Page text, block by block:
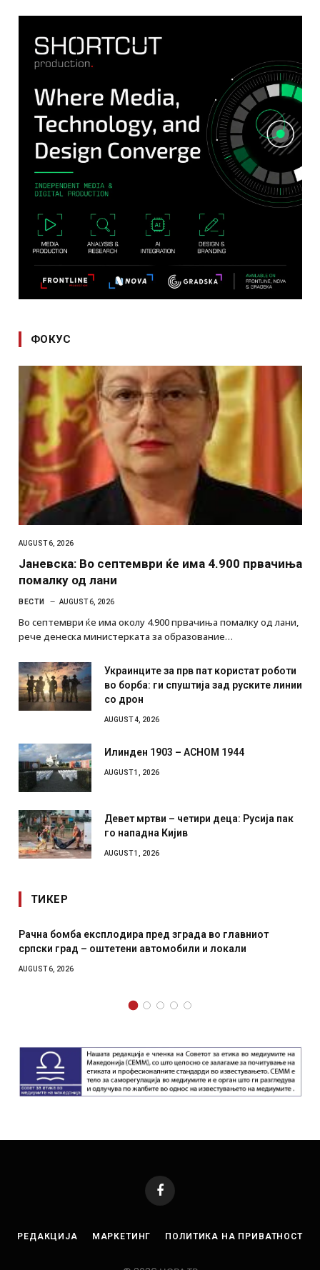
ФОКУС
AUGUST 6, 2026
Јаневска: Во септември ќе има 4.900 првачиња
помалку од лани
ВЕСТИ AUGUST 6, 2026
Во септември ќе има околу 4.900 првачиња помалку од лани,
рече денеска министерката за образование…
Украинците за прв пат користат роботи
во борба: ги спуштија зад руските линии
со дрон
AUGUST 4, 2026
Илинден 1903 – АСНОМ 1944
AUGUST 1, 2026
Девет мртви – четири деца: Русија пак
го нападна Кијив
AUGUST 1, 2026
ТИКЕР
Рачна бомба експлодира пред зграда во главниот
српски град – оштетени автомобили и локали
AUGUST 6, 2026
Facebook
РЕДАКЦИЈА МАРКЕТИНГ ПОЛИТИКА НА ПРИВАТНОСТ